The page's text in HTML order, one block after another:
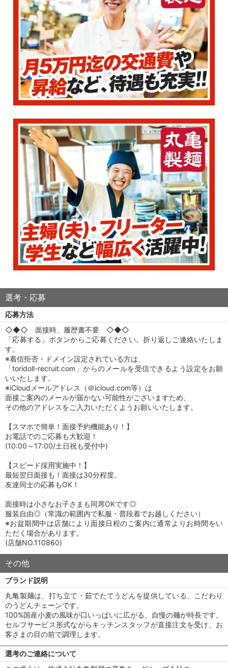
選考・応募
応募方法
◇◆◇ 面接時、履歴書不要 ◇◆◇
「応募する」ボタンからご応募ください。折り返しご連絡いたしま
す。
※着信拒否・ドメイン設定されている方は、
「toridoll-recruit.com」からのメールを受信できるよう設定をお願
いいたします。
※iCloudメールアドレス（＠icloud.com等）は
面接ご案内のメールが届かない可能性がございますため、
その他のアドレスをご入力いただくようお願いいたします。
【スマホで簡単！面接予約機能あり！】
お電話でのご応募も大歓迎！
(10:00～17:00/土日祝も受付中)
【スピード採用実施中！】
最短翌日面接も！面接は30分程度。
友達同士の応募もOK！
面接時は小さなお子さまも同席OKです◎
服装自由◎（常識の範囲内で私服・普段着でお越しください）
※お盆期間中は店舗により面接日程のご案内に通常よりお時間をい
ただく場合があります。
(店舗NO.110860)
その他
ブランド説明
丸亀製麺は、打ち立て・茹でたてうどんを提供している、こだわり
のうどんチェーンです。
100%国産小麦の風味が口いっぱいに広がる、自慢の麺が特長です。
セルフサービス形式ながらキッチンスタッフが直接注文を受け、お
客さまの目の前で調理します。
選考のご連絡について